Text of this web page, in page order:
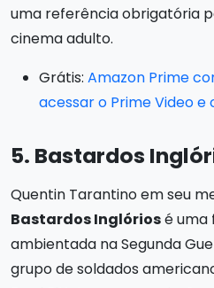
uma referência obrigatória
cinema adulto.
Grátis: Amazon Prime
acessar o Prime Video e
5. Bastardos
Quentin Tarantino em seu
Bastardos Inglóriosé uma
ambientada na Segunda
grupo de soldados